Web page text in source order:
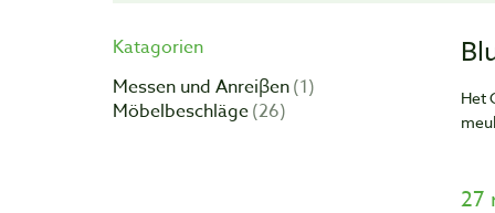
Katagorien
Messen und Anreiβen 1
Möbelbeschläge 26
Het
27